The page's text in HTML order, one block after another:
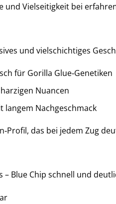
Vielseitigkeit bei
und vielschichtiges
für Gorilla Glue‑Genetiken
Nuancen
langem Nachgeschmack
das bei jedem Zug
Blue Chip schnell und